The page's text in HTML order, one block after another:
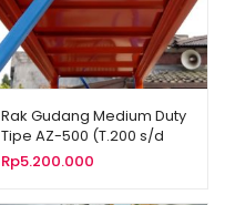
Rak Gudang Medium Duty
Tipe AZ-500 (T.200 s/d
T.600)
Rp5.200.000